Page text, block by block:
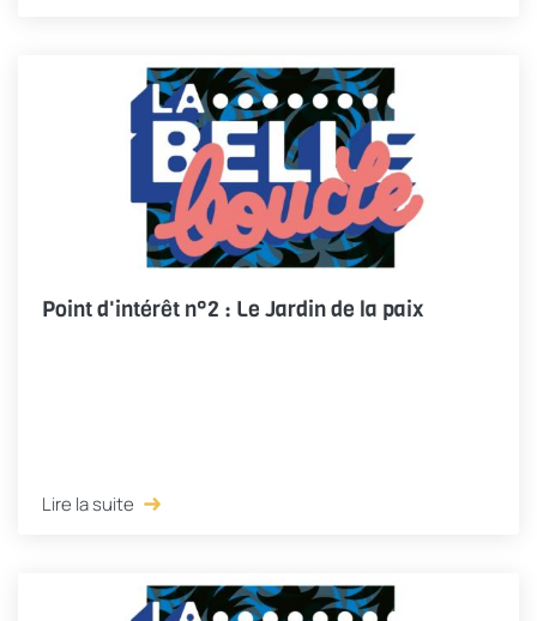
Point d'intérêt n°2 : Le Jardin de la paix
Lire la suite